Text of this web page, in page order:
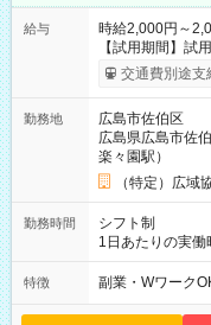
給与
時給2,000円～
【試用期間】試
給与は本採用時
交通費別途支
勤務地
広島市佐伯区
広島県広島市佐
楽々園駅）
（特定）広
勤務時間
シフト制
1日あたりの実働
勤）・8時～18
あたりの給与 2
特徴 副業・Wワーク